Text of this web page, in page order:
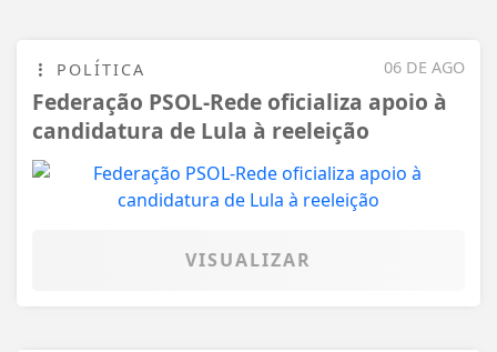
06 DE AGO
POLÍTICA
Federação PSOL-Rede oficializa apoio à
candidatura de Lula à reeleição
VISUALIZAR